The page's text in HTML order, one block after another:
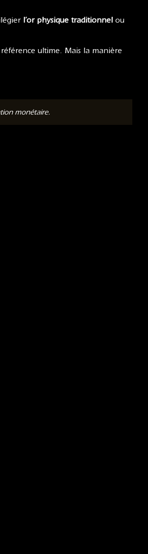
l’or physique traditionnel ou
référence ultime. Mais la manière
monétaire.